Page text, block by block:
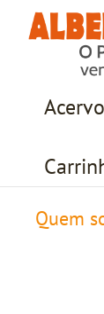
Acervo
Quem